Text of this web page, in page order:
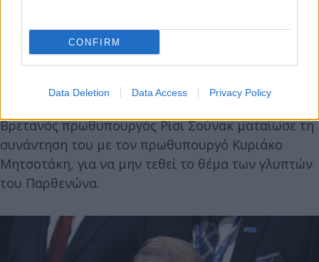
CONFIRM
Data Deletion Data Access Privacy Policy
έχει επιλέξει και άλλες φορές να φορέσει την ίδια
γραβάτα προκειμένου να τιμήσει την καταγωγή
του. Μάλιστα η στιλιστική του επιλογή προκάλεσε
σχόλια, καθώς έγινε λίγες ώρες, μετά το
Βρετανός πρωθυπουργός Ρίσι Σούνακ ματαίωσε τη
συνάντηση του με τον πρωθυπουργό Κυριάκο
Μητσοτάκη, για να μην τεθεί το θέμα των γλυπτών
του Παρθενώνα.